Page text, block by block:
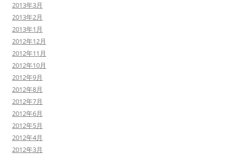
2013年3月
2013年2月
2013年1月
2012年12月
2012年11月
2012年10月
2012年9月
2012年8月
2012年7月
2012年6月
2012年5月
2012年4月
2012年3月